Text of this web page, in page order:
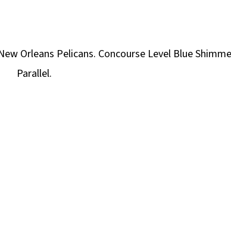
Orleans Pelicans. Concourse Level Blue
Parallel.